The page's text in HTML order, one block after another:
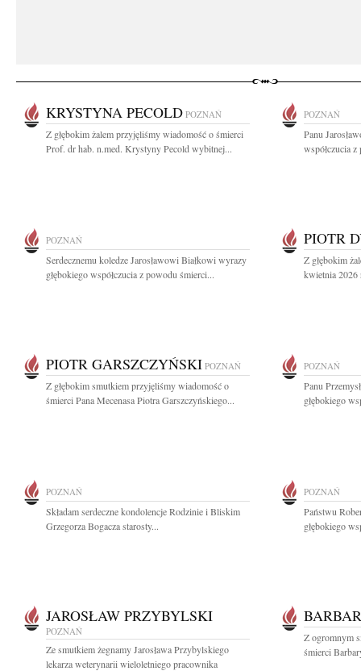
KRYSTYNA PECOLD POZNAŃ
Z głębokim żalem przyjęliśmy wiadomość o śmierci
Prof. dr hab. n.med. Krystyny Pecold wybitnej...
POZNAŃ
Panu
współczucia
POZNAŃ
Serdecznemu koledze Jarosławowi Białkowi wyrazy
głębokiego współczucia z powodu śmierci...
PIOTR
Z głębokim
kwietnia 2026
PIOTR GARSZCZYŃSKI POZNAŃ
Z głębokim smutkiem przyjęliśmy wiadomość o
śmierci Pana Mecenasa Piotra Garszczyńskiego...
POZNAŃ
Panu
głębokiego
POZNAŃ
Składam serdeczne kondolencje Rodzinie i Bliskim
Grzegorza Bogacza starosty...
POZNAŃ
Państwu
głębokiego
JAROSŁAW PRZYBYLSKI
POZNAŃ
Ze smutkiem żegnamy Jarosława Przybylskiego
lekarza weterynarii wieloletniego pracownika
Z ogromnym
śmierci